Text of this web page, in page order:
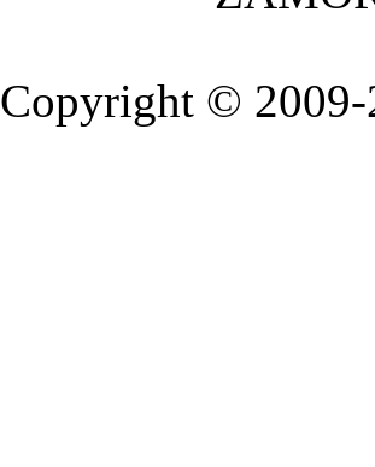
Copyright ©